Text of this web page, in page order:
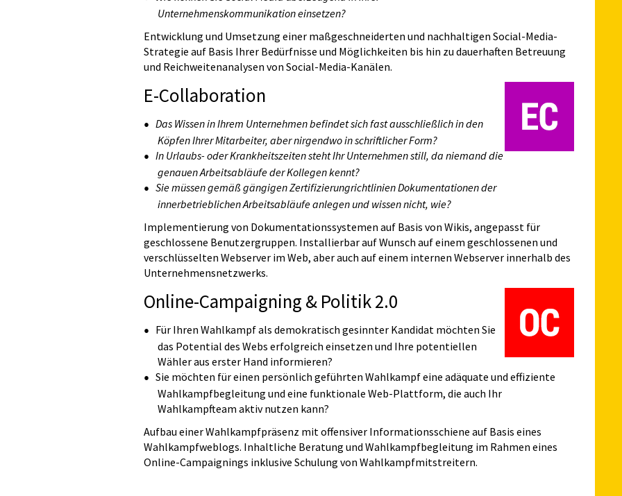
Unternehmenskommunikation einsetzen?
Entwicklung und Umsetzung einer maßgeschneiderten und nachhaltigen Social-Media-
Strategie auf Basis Ihrer Bedürfnisse und Möglichkeiten bis hin zu dauerhaften Betreuung
und Reichweitenanalysen von Social-Media-Kanälen.
E-Collaboration
Das Wissen in Ihrem Unternehmen befindet sich fast ausschließlich in den
Köpfen Ihrer Mitarbeiter, aber nirgendwo in schriftlicher Form?
In Urlaubs- oder Krankheitszeiten steht Ihr Unternehmen still, da niemand die
genauen Arbeitsabläufe der Kollegen kennt?
Sie müssen gemäß gängigen Zertifizierungrichtlinien Dokumentationen der
innerbetrieblichen Arbeitsabläufe anlegen und wissen nicht, wie?
Implementierung von Dokumentationssystemen auf Basis von Wikis, angepasst für
geschlossene Benutzergruppen. Installierbar auf Wunsch auf einem geschlossenen und
verschlüsselten Webserver im Web, aber auch auf einem internen Webserver innerhalb des
Unternehmensnetzwerks.
Online-Campaigning & Politik 2.0
Für Ihren Wahlkampf als demokratisch gesinnter Kandidat möchten Sie
das Potential des Webs erfolgreich einsetzen und Ihre potentiellen
Wähler aus erster Hand informieren?
Sie möchten für einen persönlich geführten Wahlkampf eine adäquate und effiziente
Wahlkampfbegleitung und eine funktionale Web-Plattform, die auch Ihr
Wahlkampfteam aktiv nutzen kann?
Aufbau einer Wahlkampfpräsenz mit offensiver Informationsschiene auf Basis eines
Wahlkampfweblogs. Inhaltliche Beratung und Wahlkampfbegleitung im Rahmen eines
Online-Campaignings inklusive Schulung von Wahlkampfmitstreitern.